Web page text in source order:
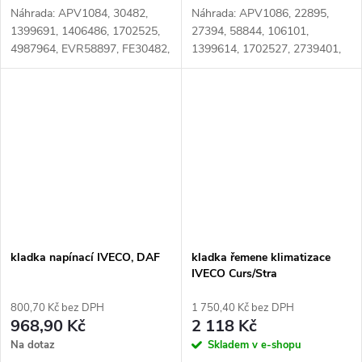
Náhrada: APV1084, 30482,
1399691, 1406486, 1702525,
4987964, EVR58897, FE30482,
MECDI381033, RV717529,
Náhrada: APV1086, 22895,
27394, 58844, 106101,
1399614, 1702527, 2739401,
2831113, 4897031, 04897031,
kladka napínací IVECO, DAF
800,70 Kč bez DPH
968,90 Kč
Na dotaz
kladka řemene klimatizace
IVECO Curs/Stra
1 750,40 Kč bez DPH
2 118 Kč
Skladem v e-shopu